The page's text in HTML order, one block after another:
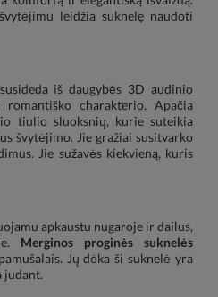
leidžia suknelę naudoti
iš daugybės 3D audinio
charakterio. Apačia
tiulio sluoksnių, kurie suteikia
švytėjimo. Jie gražiai susitvarko
Jie sužavės kiekvieną, kuris
apkaustu nugaroje ir dailus,
Merginos proginės suknelės
Jų dėka ši suknelė yra
judant.